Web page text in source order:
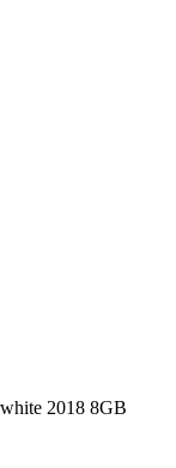
2018 8GB